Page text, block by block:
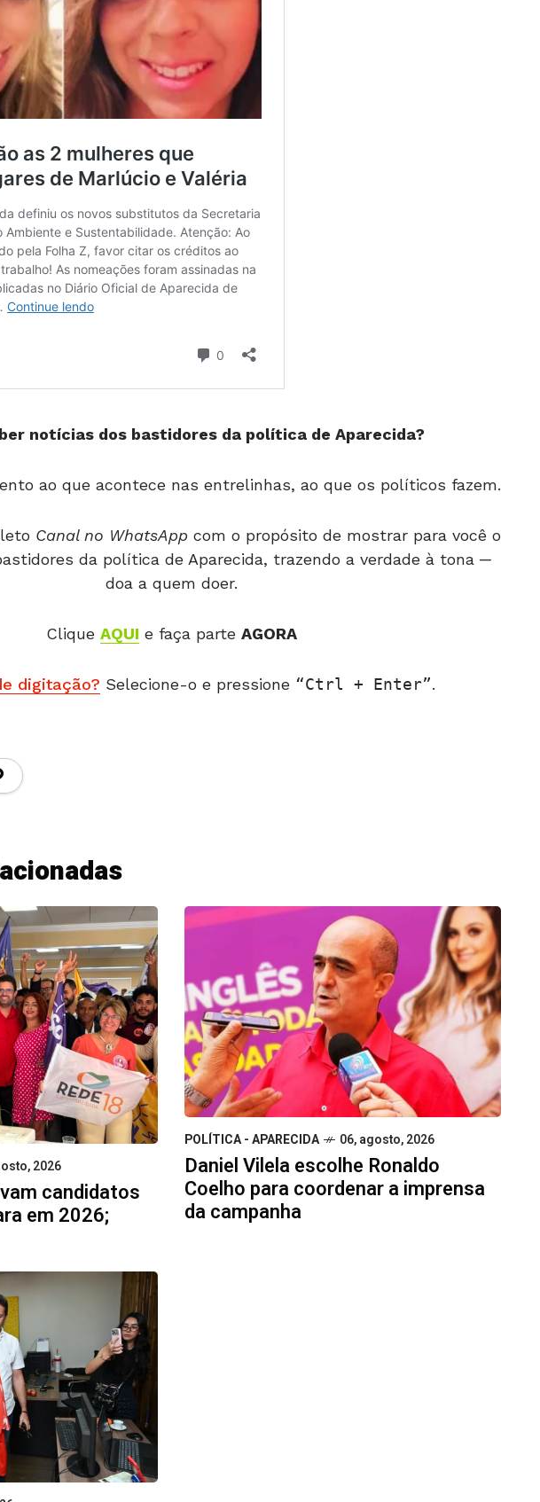
notícias dos bastidores da política de Aparecida?
ao que acontece nas entrelinhas, ao que os políticos fazem.
Canal no WhatsApp com o propósito de mostrar para você o
da política de Aparecida, trazendo a verdade à tona ─
doa a quem doer.
Clique AQUI e faça parte AGORA
digitação? Selecione-o e pressione Ctrl + Enter .
2026
candidatos
em 2026;
POLÍTICA - APARECIDA 06, agosto, 2026
Daniel Vilela escolhe Ronaldo
Coelho para coordenar a imprensa
da campanha